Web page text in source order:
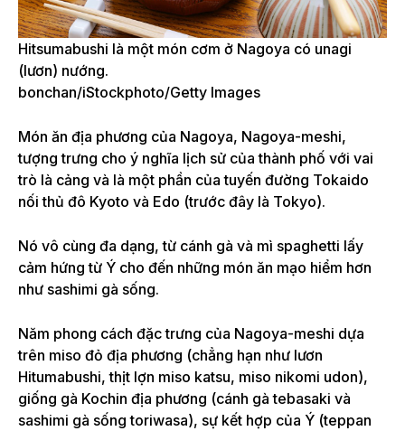
Hitsumabushi là một món cơm ở Nagoya có unagi
(lươn) nướng.
bonchan/iStockphoto/Getty Images
Món ăn địa phương của Nagoya, Nagoya-meshi,
tượng trưng cho ý nghĩa lịch sử của thành phố với vai
trò là cảng và là một phần của tuyến đường Tokaido
nối thủ đô Kyoto và Edo (trước đây là Tokyo).
Nó vô cùng đa dạng, từ cánh gà và mì spaghetti lấy
cảm hứng từ Ý cho đến những món ăn mạo hiểm hơn
như sashimi gà sống.
Năm phong cách đặc trưng của Nagoya-meshi dựa
trên miso đỏ địa phương (chẳng hạn như lươn
Hitumabushi, thịt lợn miso katsu, miso nikomi udon),
giống gà Kochin địa phương (cánh gà tebasaki và
sashimi gà sống toriwasa), sự kết hợp của Ý (teppan